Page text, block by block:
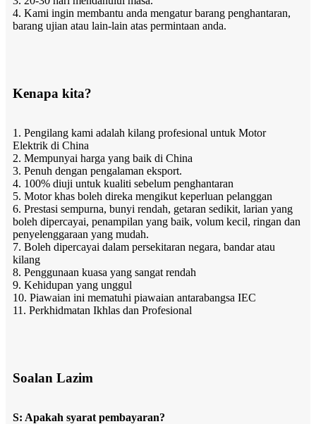
4. Kami ingin membantu anda mengatur barang penghantaran,
barang ujian atau lain-lain atas permintaan anda.
Kenapa kita?
1. Pengilang kami adalah kilang profesional untuk Motor
Elektrik di China
2. Mempunyai harga yang baik di China
3. Penuh dengan pengalaman eksport.
4. 100% diuji untuk kualiti sebelum penghantaran
5. Motor khas boleh direka mengikut keperluan pelanggan
6. Prestasi sempurna, bunyi rendah, getaran sedikit, larian yang
boleh dipercayai, penampilan yang baik, volum kecil, ringan dan
penyelenggaraan yang mudah.
7. Boleh dipercayai dalam persekitaran negara, bandar atau
kilang
8. Penggunaan kuasa yang sangat rendah
9. Kehidupan yang unggul
10. Piawaian ini mematuhi piawaian antarabangsa IEC
11. Perkhidmatan Ikhlas dan Profesional
Soalan Lazim
S: Apakah syarat pembayaran?